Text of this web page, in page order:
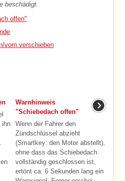
beschädigt.
offen"
vorn verschieben
ihn
Warnhinweis
"Schiebedach offen"
Wenn der Fahrer den
Zündschlüssel abzieht
(Smartkey: den Motor abstellt),
ohne dass das Schiebedach
vollständig geschlossen ist,
ertönt ca. 6 Sekunden lang ein